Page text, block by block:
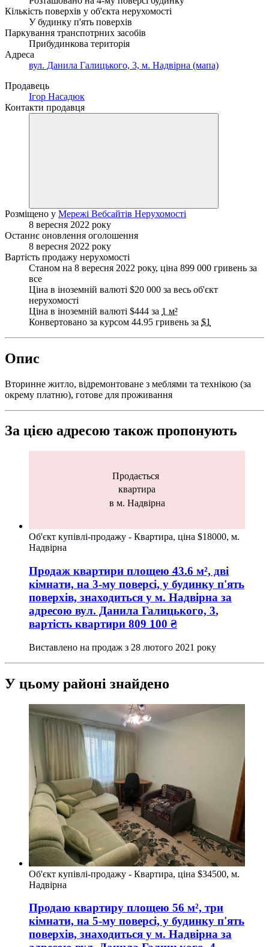
Кількість поверхів у об'єкта нерухомості
У будинку п'ять поверхів
Паркування транспотрних засобів
Прибудинкова територія
Адреса
вул. Данила Галицького, 3, м. Надвірна (мапа)
Продавець
Ігор Насадюк
Контакти продавця
Розміщено у Мережі Вебсайтів Нерухомості
8 вересня 2022 року
Останнє оновлення оголошення
8 вересня 2022 року
Вартість продажу нерухомості
Станом на 8 вересня 2022 року, ціна 899 000 гривень за
все
Ціна в іноземній валюті $20 000 за весь об'єкт
нерухомості
Ціна в іноземній валюті $444 за 1 м²
Конвертовано за курсом 44.95 гривень за $1
Опис
Вторинне житло, відремонтоване з меблями та технікою (за
окрему платню), готове для проживання
За цією адресою також пропонують
Продається
квартира
в м. Надвірна
Об'єкт купівлі-продажу - Квартира, ціна $18000, м.
Надвірна
Продаж квартири площею 43.6 м², дві
кімнати, на 3-му поверсі, у будинку п'ять
поверхів, знаходиться у м. Надвірна за
адресою вул. Данила Галицького, 3,
вартість квартири 809 100 ₴
Виставлено на продаж з 28 лютого 2021 року
У цьому районі знайдено
Об'єкт купівлі-продажу - Квартира, ціна $34500, м.
Надвірна
Продаю квартиру площею 56 м², три
кімнати, на 5-му поверсі, у будинку п'ять
поверхів, знаходиться у м. Надвірна за